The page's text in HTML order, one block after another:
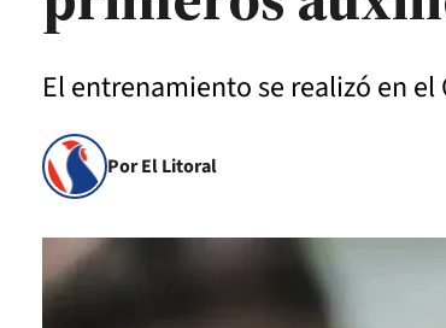
El entrenamiento se realizó en
Por El Litoral